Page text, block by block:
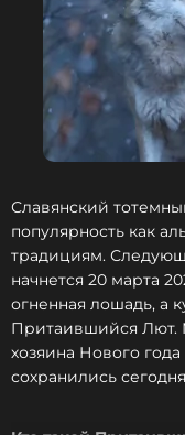
Славянский
популярность как
традициям.
начнется 20 марта
огненная лошадь, а
Притаившийся Лют.
хозяина Нового
сохранились